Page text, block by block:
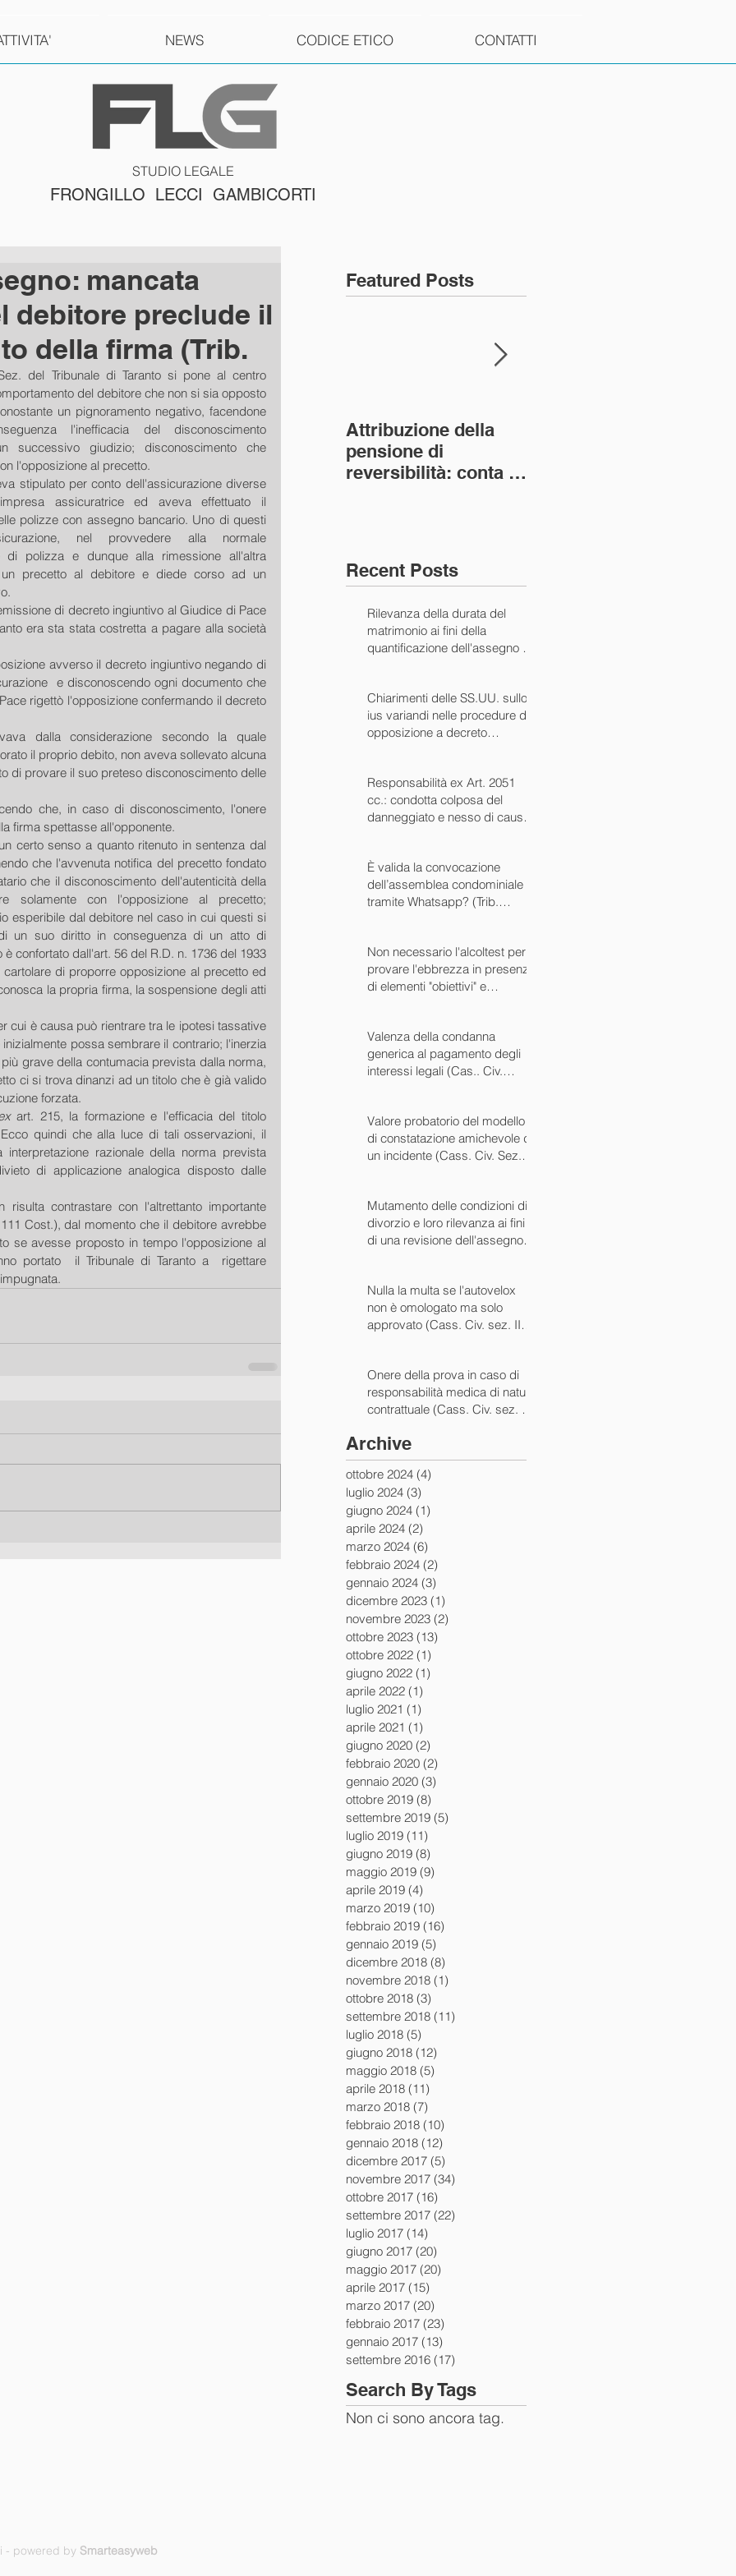
NEWS CODICE ETICO CONTATTI
STUDIO LEGALE
FRONGILLO LECCI GAMBICORTI
mancata
debitore preclude il
della firma (Trib.
del Tribunale di Taranto si pone al centro
del debitore che non si sia opposto
un pignoramento negativo, facendone
l'inefficacia del disconoscimento
successivo giudizio; disconoscimento che
l'opposizione al precetto.
stipulato per conto dell'assicurazione diverse
assicuratrice ed aveva effettuato il
polizze con assegno bancario. Uno di questi
nel provvedere alla normale
di polizza e dunque alla rimessione all'altra
un precetto al debitore e diede corso ad un
di decreto ingiuntivo al Giudice di Pace
era sta stata costretta a pagare alla società
avverso il decreto ingiuntivo negando di
e disconoscendo ogni documento che
rigettò l'opposizione confermando il decreto
dalla considerazione secondo la quale
il proprio debito, non aveva sollevato alcuna
di provare il suo preteso disconoscimento delle
che, in caso di disconoscimento, l'onere
firma spettasse all'opponente.
certo senso a quanto ritenuto in sentenza dal
che l'avvenuta notifica del precetto fondato
che il disconoscimento dell'autenticità della
solamente con l'opposizione al precetto;
esperibile dal debitore nel caso in cui questi si
un suo diritto in conseguenza di un atto di
confortato dall'art. 56 del R.D. n. 1736 del 1933
di proporre opposizione al precetto ed
la propria firma, la sospensione degli atti
cui è causa può rientrare tra le ipotesi tassative
possa sembrare il contrario; l'inerzia
grave della contumacia prevista dalla norma,
ci si trova dinanzi ad un titolo che è già valido
forzata.
art. 215, la formazione e l'efficacia del titolo
quindi che alla luce di tali osservazioni, il
razionale della norma prevista
di applicazione analogica disposto dalle
risulta contrastare con l'altrettanto importante
Cost.), dal momento che il debitore avrebbe
se avesse proposto in tempo l'opposizione al
portato  il Tribunale di Taranto a  rigettare
Featured Posts
Attribuzione della
pensione di
reversibilità: conta la
Recent Posts
Rilevanza della durata del
matrimonio ai fini della
quantificazione dell'assegno di
Chiarimenti delle SS.UU. sullo
ius variandi nelle procedure di
opposizione a decreto
Responsabilità ex Art. 2051
cc.: condotta colposa del
danneggiato e nesso di causa
È valida la convocazione
dell’assemblea condominiale
tramite Whatsapp? (Trib.
Non necessario l'alcoltest per
provare l'ebbrezza in presenza
di elementi "obiettivi" e
Valenza della condanna
generica al pagamento degli
interessi legali (Cas.. Civ.
Valore probatorio del modello
di constatazione amichevole di
un incidente (Cass. Civ. Sez. III
Mutamento delle condizioni di
divorzio e loro rilevanza ai fini
di una revisione dell'assegno
Nulla la multa se l'autovelox
non è omologato ma solo
approvato (Cass. Civ. sez. II
Onere della prova in caso di
responsabilità medica di natura
contrattuale (Cass. Civ. sez. III
Archive
ottobre 2024 (4)
luglio 2024 (3)
giugno 2024 (1)
aprile 2024 (2)
marzo 2024 (6)
febbraio 2024 (2)
gennaio 2024 (3)
dicembre 2023 (1)
novembre 2023 (2)
ottobre 2023 (13)
ottobre 2022 (1)
giugno 2022 (1)
aprile 2022 (1)
luglio 2021 (1)
aprile 2021 (1)
giugno 2020 (2)
febbraio 2020 (2)
gennaio 2020 (3)
ottobre 2019 (8)
settembre 2019 (5)
luglio 2019 (11)
giugno 2019 (8)
maggio 2019 (9)
aprile 2019 (4)
marzo 2019 (10)
febbraio 2019 (16)
gennaio 2019 (5)
dicembre 2018 (8)
novembre 2018 (1)
ottobre 2018 (3)
settembre 2018 (11)
luglio 2018 (5)
giugno 2018 (12)
maggio 2018 (5)
aprile 2018 (11)
marzo 2018 (7)
febbraio 2018 (10)
gennaio 2018 (12)
dicembre 2017 (5)
novembre 2017 (34)
ottobre 2017 (16)
settembre 2017 (22)
luglio 2017 (14)
giugno 2017 (20)
maggio 2017 (20)
aprile 2017 (15)
marzo 2017 (20)
febbraio 2017 (23)
gennaio 2017 (13)
settembre 2016 (17)
Search By Tags
Non ci sono ancora tag.
- powered by Smarteasyweb